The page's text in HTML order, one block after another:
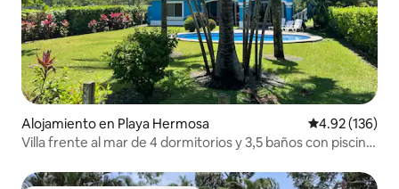
Alojamiento en Playa Hermosa Calificación
4.92 (136)
Villa frente al mar de 4 dormitorios y 3,5 baños con piscina